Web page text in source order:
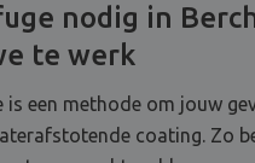
nodig in
te werk
is een methode om jouw
coating. Zo